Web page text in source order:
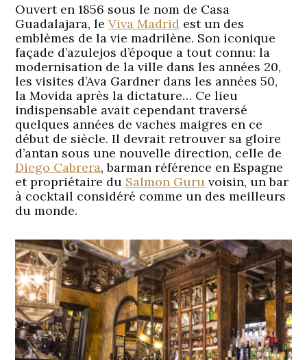
Ouvert en 1856 sous le nom de Casa
Guadalajara, leViva Madrid est un des
emblèmes de la vie madrilène. Son iconique
façade d’azulejos d’époque a tout connu: la
modernisation de la ville dans les années 20,
les visites d’Ava Gardner dans les années 50,
la Movida après la dictature… Ce lieu
indispensable avait cependant traversé
quelques années de vaches maigres en ce
début de siècle. Il devrait retrouver sa gloire
d’antan sous une nouvelle direction, celle de
Diego Cabrera, barman référence en Espagne
et propriétaire du Salmon Guru voisin, un bar
à cocktail considéré comme un des meilleurs
du monde.